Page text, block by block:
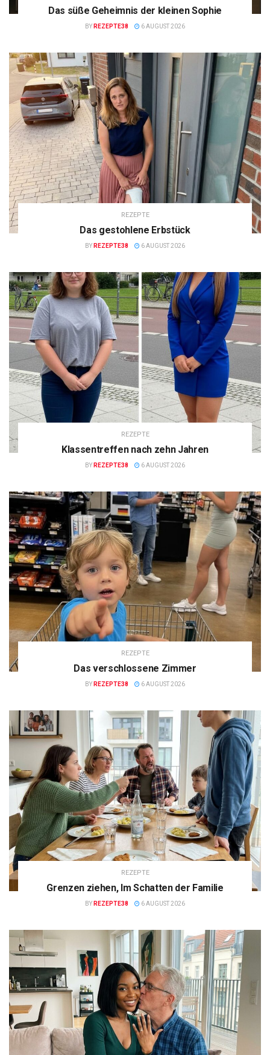
Das süße Geheimnis der kleinen Sophie
BY REZEPTE38 6 AUGUST 2026
REZEPTE
Das gestohlene Erbstück
BY REZEPTE38 6 AUGUST 2026
REZEPTE
Klassentreffen nach zehn Jahren
BY REZEPTE38 6 AUGUST 2026
REZEPTE
Das verschlossene Zimmer
BY REZEPTE38 6 AUGUST 2026
REZEPTE
Grenzen ziehen, Im Schatten der Familie
BY REZEPTE38 6 AUGUST 2026